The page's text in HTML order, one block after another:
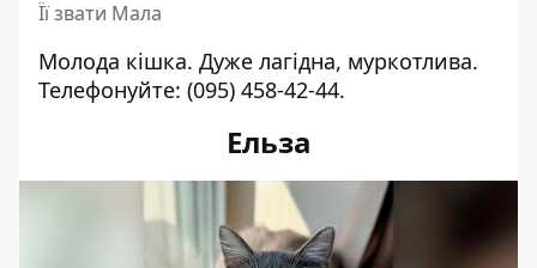
Її звати Мала
Молода кішка. Дуже лагідна, муркотлива.
Телефонуйте: (095) 458-42-44.
Ельза